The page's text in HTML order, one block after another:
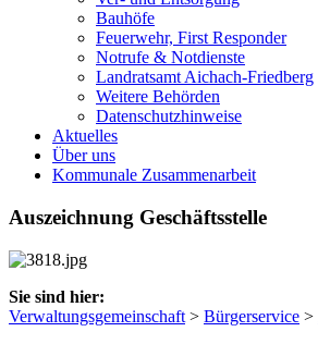
Bauhöfe
Feuerwehr, First Responder
Notrufe & Notdienste
Landratsamt Aichach-Friedberg
Weitere Behörden
Datenschutzhinweise
Aktuelles
Über uns
Kommunale Zusammenarbeit
Auszeichnung Geschäftsstelle
Sie sind hier:
Verwaltungsgemeinschaft > Bürgerservice >